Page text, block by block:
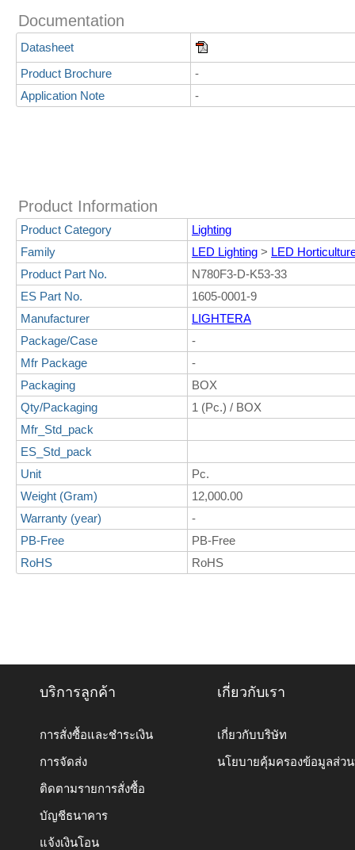
Documentation
Datasheet
Product Brochure
-
Application Note
-
Product Information
Product Category
Lighting
Family
LED Lighting > LED
Product Part No.
N780F3-D-K53-33
ES Part No.
1605-0001-9
Manufacturer
LIGHTERA
Package/Case
-
Mfr Package
-
Packaging
BOX
Qty/Packaging
1 (Pc.) / BOX
Mfr_Std_pack
ES_Std_pack
Unit
Pc.
Weight (Gram)
12,000.00
Warranty (year)
-
PB-Free
PB-Free
RoHS
RoHS
บริการลูกค้า
การสั่งซื้อและชำระเงิน
การจัดส่ง
ติดตามรายการสั่งซื้อ
บัญชีธนาคาร
แจ้งเงินโอน
เกี่ยวกับเรา
เกี่ยวกับบริษัท
นโยบายคุ้มครองข้อมูลส่ว